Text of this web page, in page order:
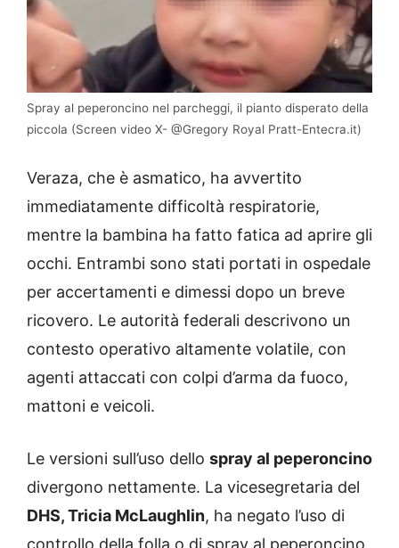
Spray al peperoncino nel parcheggi, il pianto disperato della
piccola (Screen video X- @Gregory Royal Pratt-Entecra.it)
Veraza, che è asmatico, ha avvertito
immediatamente difficoltà respiratorie,
mentre la bambina ha fatto fatica ad aprire gli
occhi. Entrambi sono stati portati in ospedale
per accertamenti e dimessi dopo un breve
ricovero. Le autorità federali descrivono un
contesto operativo altamente volatile, con
agenti attaccati con colpi d’arma da fuoco,
mattoni e veicoli.
Le versioni sull’uso dello spray al peperoncino
divergono nettamente. La vicesegretaria del
DHS, Tricia McLaughlin, ha negato l’uso di
controllo della folla o di spray al peperoncino